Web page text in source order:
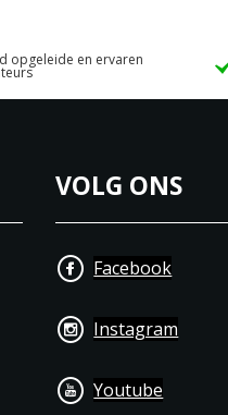
opgeleide en ervaren
VOLG ONS
Facebook
Instagram
Youtube